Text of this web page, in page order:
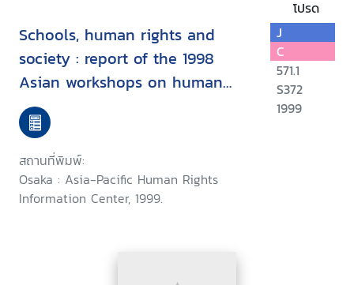
โปรด
Schools, human rights and
society : report of the 1998
Asian workshops on human
rights education in school
สถานที่พิมพ์:
Osaka : Asia-Pacific Human Rights
Information Center, 1999.
J
C
571.1
S372
1999